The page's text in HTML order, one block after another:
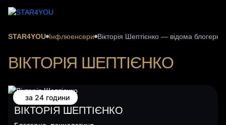
STAR4YOU Інфлюенсери Вікторія Шептієнко — відома
ВІКТОРІЯ ШЕПТІЄНКО
за 24 години
ВІКТОРІЯ ШЕПТІЄНКО